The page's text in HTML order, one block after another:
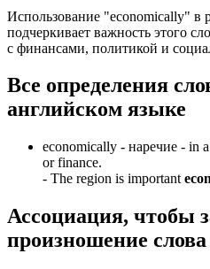
Использование "economically" в
подчеркивает важность этого
с финансами, политикой и
Все определения
английском языке
economically - наречие - in
or finance.
- The region is important
Ассоциация, чтобы
произношение слова